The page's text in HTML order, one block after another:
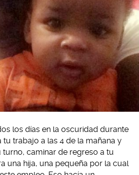
los días en la oscuridad durante
tu trabajo a las 4 de la mañana y
caminar de regreso a tu
una hija, una pequeña por la cual